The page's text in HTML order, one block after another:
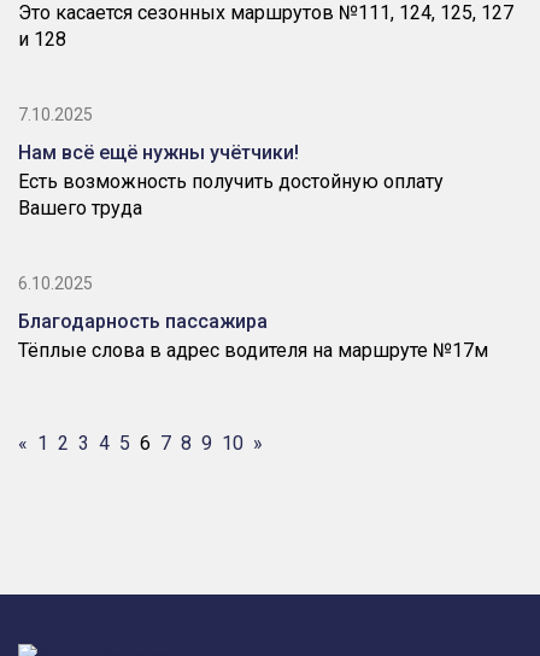
Это касается сезонных маршрутов №111, 124, 125, 127
и 128
7.10.2025
Нам всё ещё нужны учётчики!
Есть возможность получить достойную оплату
Вашего труда
6.10.2025
Благодарность пассажира
Тёплые слова в адрес водителя на маршруте №17м
« 1 2 3 4 5 6 7 8 9 10 »